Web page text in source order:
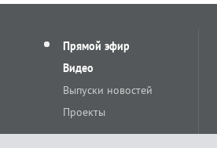
Прямой эфир
Видео
Выпуски новостей
Проекты